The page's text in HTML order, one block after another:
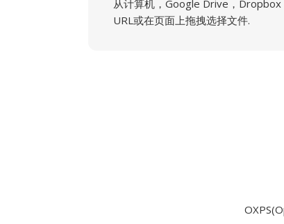
从计算机，Google Drive，Dropbox
URL或在页面上拖拽选择文件.